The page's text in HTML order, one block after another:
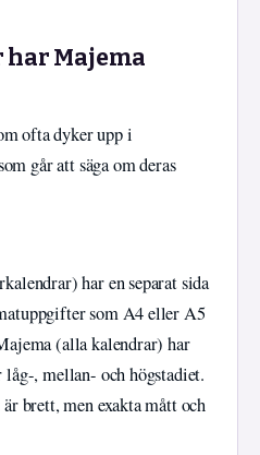
Majema
ofta dyker upp i
går att säga om deras
har en separat sida
som A4 eller A5
(alla kalendrar) har
, mellan- och högstadiet.
brett, men exakta mått och